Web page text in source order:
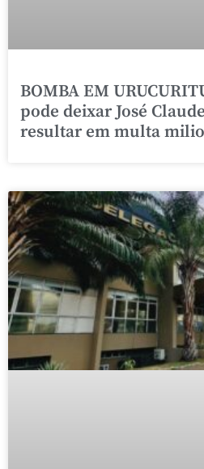
BOMBA EM
pode deixar José
resultar em multa